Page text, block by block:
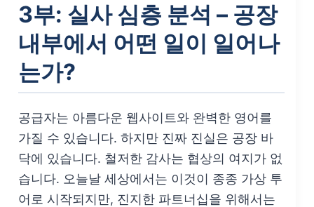
3부: 실사 심층 분석 – 공장
내부에서 어떤 일이 일어나
는가?
공급자는 아름다운 웹사이트와 완벽한 영어를
가질 수 있습니다. 하지만 진짜 진실은 공장 바
닥에 있습니다. 철저한 감사는 협상의 여지가 없
습니다. 오늘날 세상에서는 이것이 종종 가상 투
어로 시작되지만, 진지한 파트너십을 위해서는